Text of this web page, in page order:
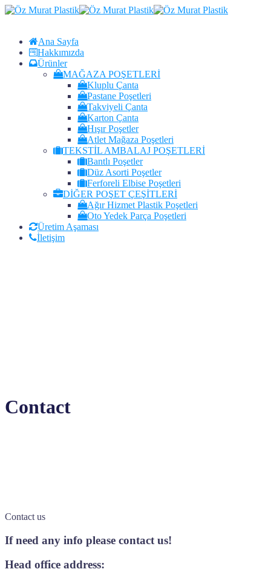
Ana Sayfa
Hakkımızda
Ürünler
MAĞAZA POŞETLERİ
Kluplu Çanta
Pastane Poşetleri
Takviyeli Çanta
Karton Çanta
Hışır Poşetler
Atlet Mağaza Poşetleri
TEKSTİL AMBALAJ POŞETLERİ
Bantlı Poşetler
Düz Asorti Poşetler
Ferforeli Elbise Poşetleri
DİĞER POŞET ÇEŞİTLERİ
Ağır Hizmet Plastik Poşetleri
Oto Yedek Parça Poşetleri
Üretim Aşaması
İletişim
Contact
Contact us
If need any info please contact us!
Head office address: